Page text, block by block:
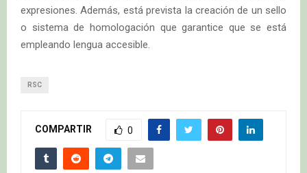
expresiones. Además, está prevista la creación de un sello
o sistema de homologación que garantice que se está
empleando lengua accesible.
RSC
COMPARTIR 0